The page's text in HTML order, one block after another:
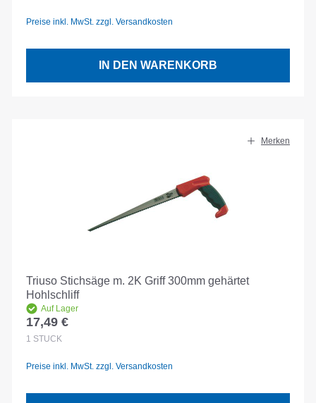
Preise inkl. MwSt. zzgl. Versandkosten
IN DEN WARENKORB
Merken
Triuso Stichsäge m. 2K Griff 300mm gehärtet
Hohlschliff
Auf Lager
Regulärer Preis:
17,49 €
1 STÜCK
Preise inkl. MwSt. zzgl. Versandkosten